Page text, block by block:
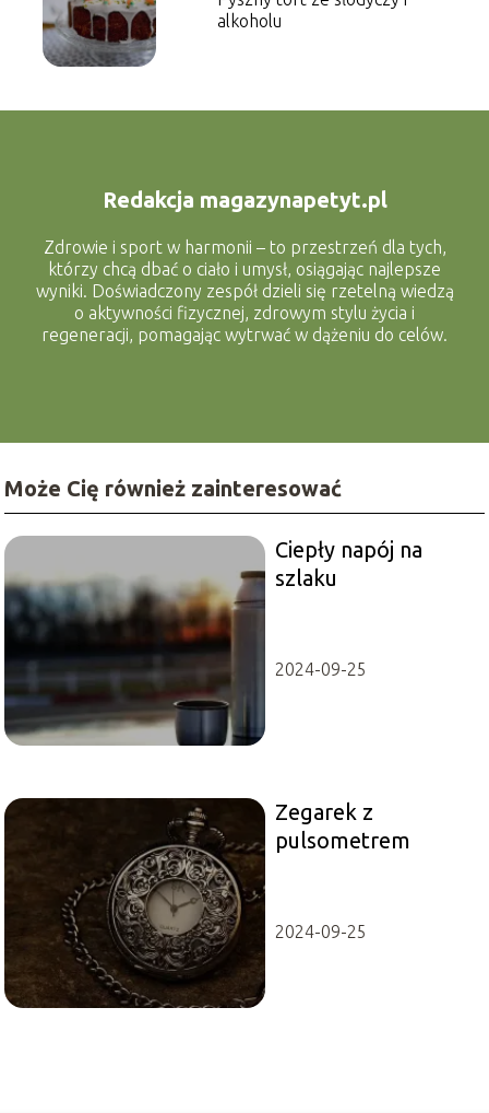
alkoholu
Redakcja magazynapetyt.pl
Zdrowie i sport w harmonii – to przestrzeń dla tych,
którzy chcą dbać o ciało i umysł, osiągając najlepsze
wyniki. Doświadczony zespół dzieli się rzetelną wiedzą
o aktywności fizycznej, zdrowym stylu życia i
regeneracji, pomagając wytrwać w dążeniu do celów.
Może Cię również zainteresować
Ciepły napój na
szlaku
2024-09-25
Zegarek z
pulsometrem
2024-09-25